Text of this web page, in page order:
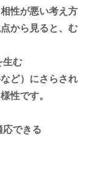
性が悪い考え方
から見ると、む
生む
ど）にさらされ
性です。
できる